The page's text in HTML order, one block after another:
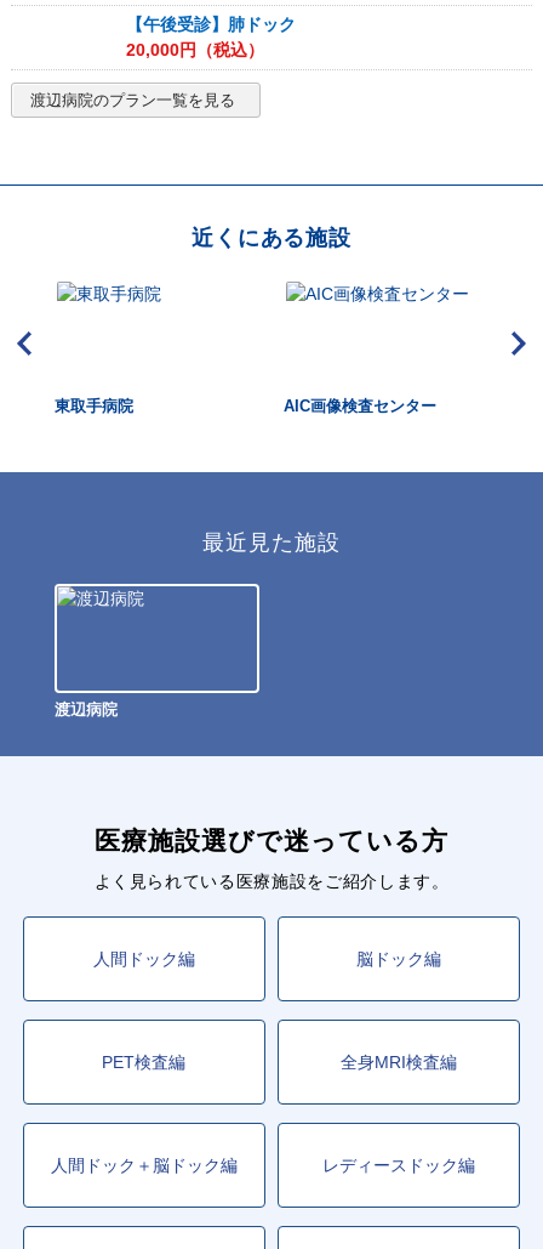
【午後受診】肺ドック
20,000円（税込）
渡辺病院のプラン一覧を見る
近くにある施設
東取手病院 AIC画像検査センター
最近見た施設
渡辺病院
医療施設選びで迷っている方
よく見られている医療施設をご紹介します。
人間ドック編 脳ドック編
PET検査編 全身MRI検査編
人間ドック＋脳ドック編 レディースドック編